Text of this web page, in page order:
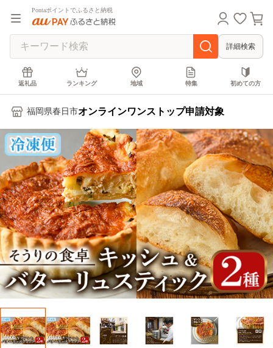
Pontaポイントでふるさと納税
詳細検索
返礼品 ランキング 地域 特集 初めての方
福岡県春日市オンラインワンストップ申請対象